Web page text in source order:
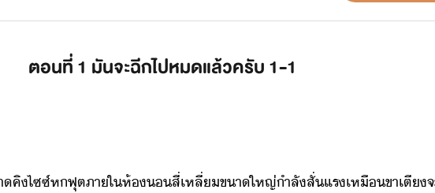
ตอนที่ 1 มันจะฉีกไปหมดแล้วครับ 1-1
คิ​ไซซ​์​ห​ฟุต​ภาใ​ห้​สี่เหลี่​ขาใหญ่​ำลั​สั่​แร​เหื​ขาเตี​จ